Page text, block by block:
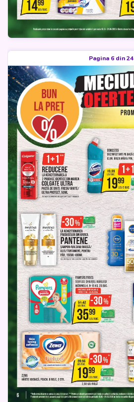
Pagina 6 din 24